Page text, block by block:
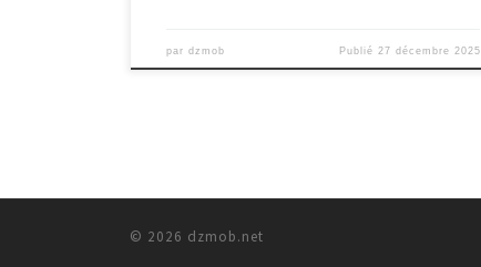
pardzmob Publié 27 décembre 2025
© 2026 dzmob.net